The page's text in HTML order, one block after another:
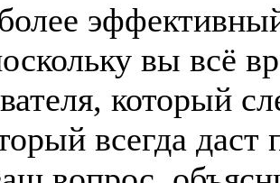
вы всё
который
всегда даст